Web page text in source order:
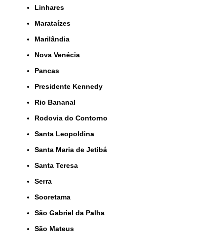
Linhares
Marataízes
Marilândia
Nova Venécia
Pancas
Presidente Kennedy
Rio Bananal
Rodovia do Contorno
Santa Leopoldina
Santa Maria de Jetibá
Santa Teresa
Serra
Sooretama
São Gabriel da Palha
São Mateus